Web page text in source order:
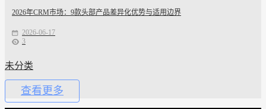
2026年CRM市场：9款头部产品差异化优势与适用边界
2026-06-17
3
未分类
查看更多